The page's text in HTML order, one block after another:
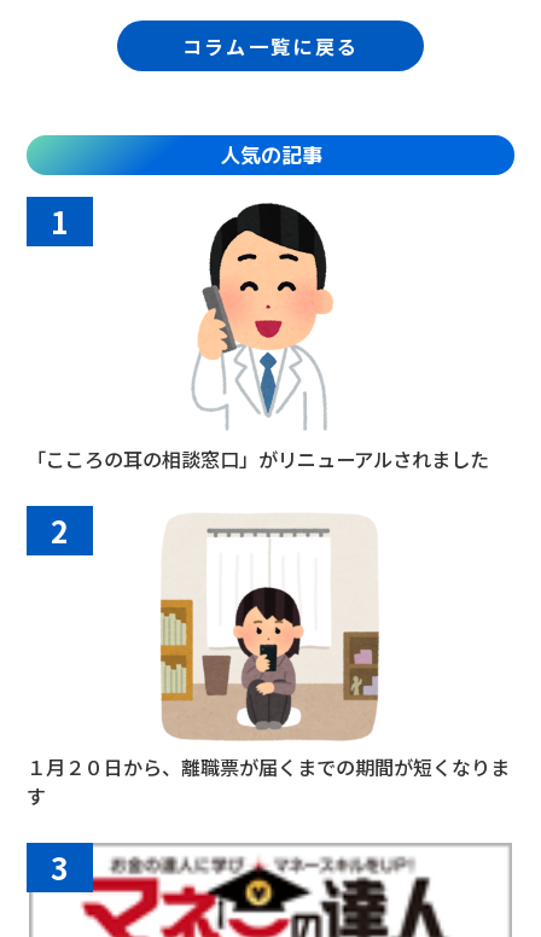
コラム一覧に戻る
人気の記事
1
「こころの耳の相談窓口」がリニューアルされました
2
１月２０日から、離職票が届くまでの期間が短くなりま
す
3